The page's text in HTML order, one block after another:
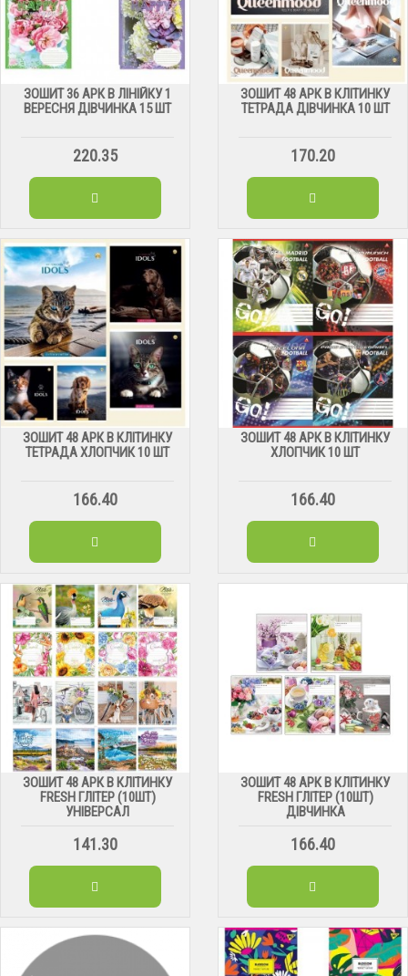
ЗОШИТ 36 АРК В ЛІНІЙКУ 1
ВЕРЕСНЯ ДІВЧИНКА 15 ШТ
220.35
ЗОШИТ 48 АРК В КЛІТИНКУ
ТЕТРАДА ДІВЧИНКА 10 ШТ
170.20
ЗОШИТ 48 АРК В КЛІТИНКУ
ТЕТРАДА ХЛОПЧИК 10 ШТ
166.40
ЗОШИТ 48 АРК В КЛІТИНКУ
ХЛОПЧИК 10 ШТ
166.40
ЗОШИТ 48 АРК В КЛІТИНКУ
FRESH ГЛІТЕР (10ШТ)
УНІВЕРСАЛ
141.30
ЗОШИТ 48 АРК В КЛІТИНКУ
FRESH ГЛІТЕР (10ШТ)
ДІВЧИНКА
166.40